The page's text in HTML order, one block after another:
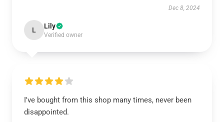
Dec 8, 2024
L Lily
Verified owner
I've bought from this shop many times, never been
disappointed.